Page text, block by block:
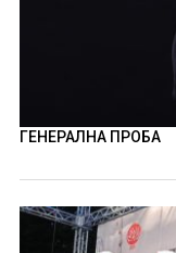
ГЕНЕРАЛНА ПРОБА